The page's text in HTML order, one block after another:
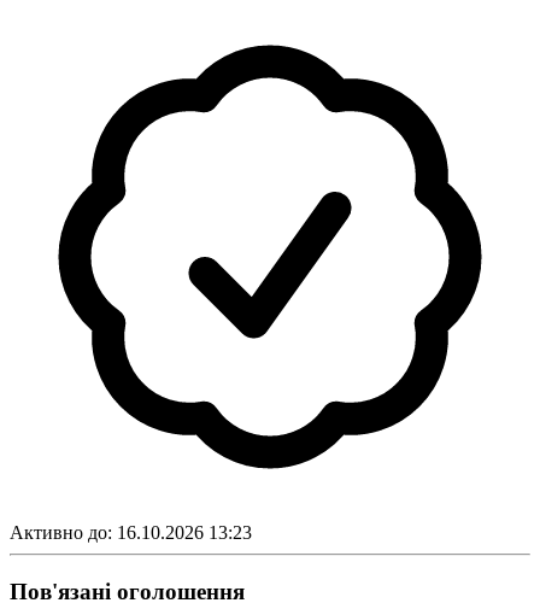
Активно до: 16.10.2026 13:23
Пов'язані оголошення